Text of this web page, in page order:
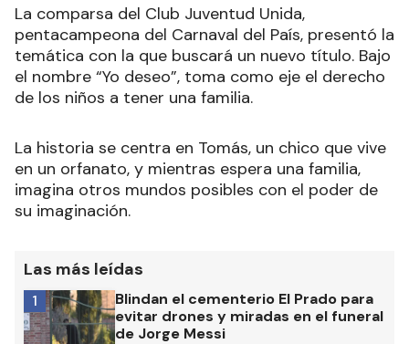
La comparsa del Club Juventud Unida,
pentacampeona del Carnaval del País, presentó la
temática con la que buscará un nuevo título. Bajo
el nombre “Yo deseo”, toma como eje el derecho
de los niños a tener una familia.
La historia se centra en Tomás, un chico que vive
en un orfanato, y mientras espera una familia,
imagina otros mundos posibles con el poder de
su imaginación.
Las más leídas
Blindan el cementerio El Prado para
evitar drones y miradas en el funeral
de Jorge Messi
1